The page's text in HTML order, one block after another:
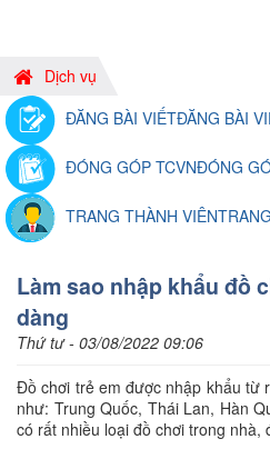
Dịch vụ
ĐĂNG BÀI VIẾTĐĂNG BÀI
ĐÓNG GÓP TCVNĐÓNG
TRANG THÀNH VIÊN
Làm sao nhập khẩu đồ
dàng
Thứ tư - 03/08/2022 09:06
Đồ chơi trẻ em được nhập khẩu từ
như: Trung Quốc, Thái Lan, Hàn
có rất nhiều loại đồ chơi trong nhà,